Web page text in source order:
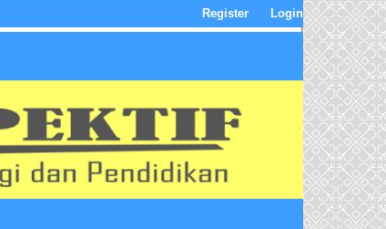
Register Login